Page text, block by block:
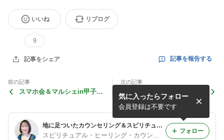
いいね
9
リブログ
記事をシェア 記事を報告する
前の記事
スマホ会＆マルシェin甲子園
次の記事
レイキ交流会大阪2026年6月
のお知らせ
地に足ついたカウンセリング＆スピリチュアル ～Love＆Growth～
スピリチュアル・ヒーリング・カウンセラー青枝 樹(いつき)
気に入ったらフォロー
会員登録は不要です
フォロー